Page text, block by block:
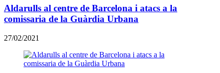
Aldarulls al centre de Barcelona i atacs a la
comissaria de la Guàrdia Urbana
27/02/2021